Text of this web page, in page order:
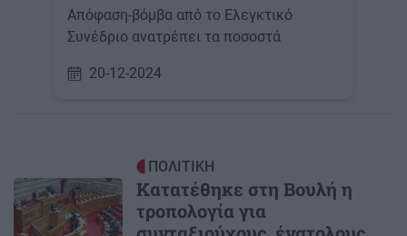
Απόφαση-βόμβα από το Ελεγκτικό
Συνέδριο ανατρέπει τα ποσοστά
20-12-2024
ΠΟΛΙΤΙΚΗ
Κατατέθηκε στη Βουλή η
τροπολογία για